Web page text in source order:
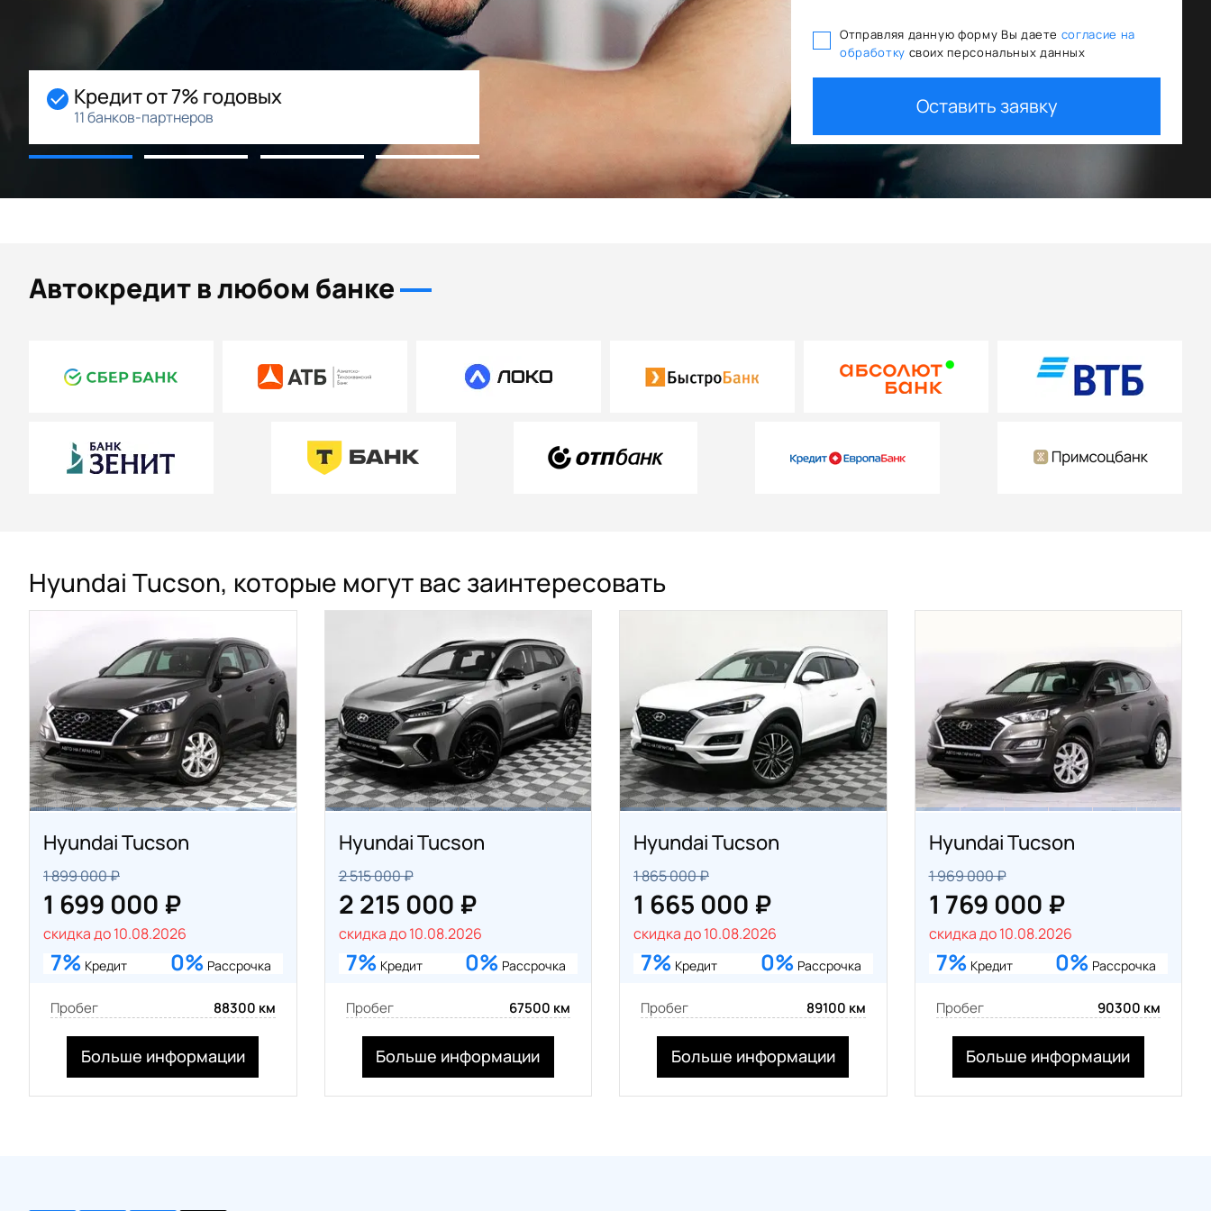
Начальный взнос 0%
Возможность рассрочки
Госпрограммы льготного кредитования Trade In как первый взнос
+ дополнительная скидка
Отправляя данную форму Вы даете согласие на
обработку своих персональных данных
Оставить заявку
Автокредит в любом банке
Hyundai Tucson, которые могут вас заинтересовать
Hyundai Tucson
1 899 000 ₽
1 699 000 ₽
скидка до 10.08.2026
7% Кредит 0% Рассрочка
Пробег 88300 км
Больше информации
Hyundai Tucson
2 515 000 ₽
2 215 000 ₽
скидка до 10.08.2026
7% Кредит 0% Рассрочка
Пробег 67500 км
Больше информации
Hyundai Tucson
1 865 000 ₽
1 665 000 ₽
скидка до 10.08.2026
7% Кредит 0% Рассрочка
Пробег 89100 км
Больше информации
Hyundai Tucson
1 969 000 ₽
1 769 000 ₽
скидка до 10.08.2026
7% Кредит 0% Рассрочка
Пробег 90300 км
Больше информации